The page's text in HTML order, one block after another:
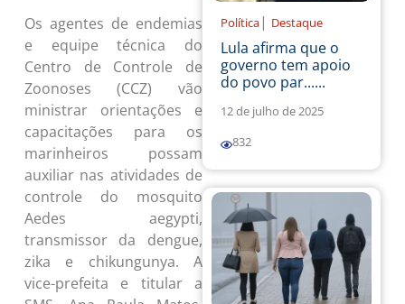
Os agentes de endemias
e equipe técnica do
Centro de Controle de
Zoonoses (CCZ) vão
ministrar orientações e
capacitações para os
marinheiros possam
auxiliar nas atividades de
controle do mosquito
Aedes aegypti,
transmissor da dengue,
zika e chikungunya. A
vice-prefeita e titular a
Política | Destaque
Lula afirma que o
governo tem apoio
do povo par......
12 de julho de 2025
832